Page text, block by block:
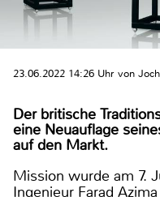
23.06.2022 14:26 Uhr von
Der britische
eine Neuauflage
auf den Markt.
Mission wurde am 7.
Ingenieur Farad